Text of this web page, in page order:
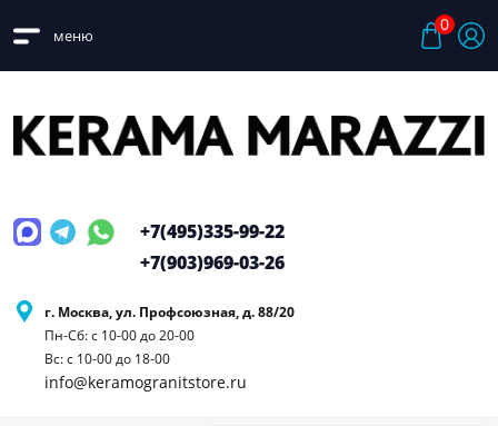
меню
0
г. Москва, ул. Профсоюзная, д. 88/20
Пн-Сб: с 10-00 до 20-00
Вс: с 10-00 до 18-00
info@keramogranitstore.ru
+7(495)335-99-22
+7(903)969-03-26